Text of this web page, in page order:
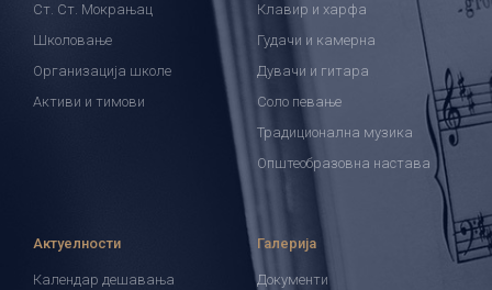
Ст. Ст. Мокрањац
Школовање
Организација школе
Активи и тимови
Клавир и харфа
Гудачи и камерна
Дувачи и гитара
Соло певање
Традиционална музика
Општеобразовна настава
Актуелности
Календар дешавања
Галерија
Документи